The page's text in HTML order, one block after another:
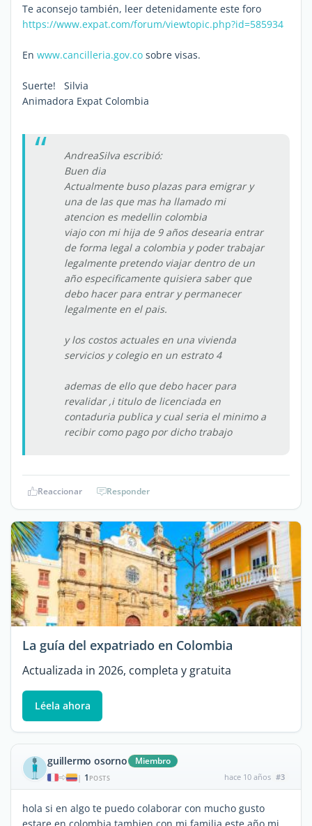
Te aconsejo también, leer detenidamente este foro
https://www.expat.com/forum/viewtopic.php?id=585934
En www.cancilleria.gov.co sobre visas.
Suerte! Silvia
Animadora Expat Colombia
AndreaSilva escribió:
Buen dia
Actualmente buso plazas para emigrar y
una de las que mas ha llamado mi
atencion es medellin colombia
viajo con mi hija de 9 años desearia entrar
de forma legal a colombia y poder trabajar
legalmente pretendo viajar dentro de un
año especificamente quisiera saber que
debo hacer para entrar y permanecer
legalmente en el pais.
y los costos actuales en una vivienda
servicios y colegio en un estrato 4
ademas de ello que debo hacer para
revalidar ,i titulo de licenciada en
contaduria publica y cual seria el minimo a
recibir como pago por dicho trabajo
Reaccionar Responder
La guía del expatriado en Colombia
Actualizada in 2026, completa y gratuita
Léela ahora
guillermo osorno Miembro
| 1 POSTS hace 10 años #3
hola si en algo te puedo colaborar con mucho gusto